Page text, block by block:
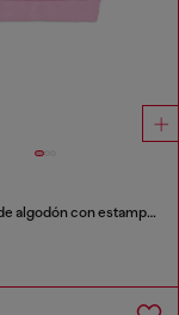
Sudadera de algodón con estampado de logo